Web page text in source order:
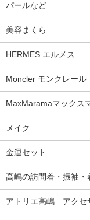
パールなど
美容まくら
HERMES エルメス
Moncler モンクレール
MaxMaramaマックス
メイク
金運セット
高嶋の訪問着・振袖・
アトリエ高嶋 アクセ